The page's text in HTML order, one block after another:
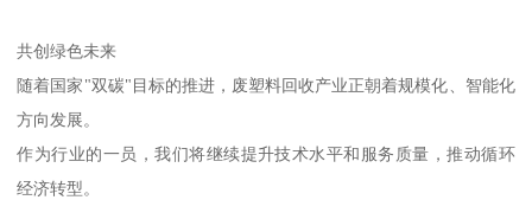
共创绿色未来
随着国家"双碳"目标的推进，废塑料回收产业正朝着规模化、智能化
方向发展。
作为行业的一员，我们将继续提升技术水平和服务质量，推动循环
经济转型。